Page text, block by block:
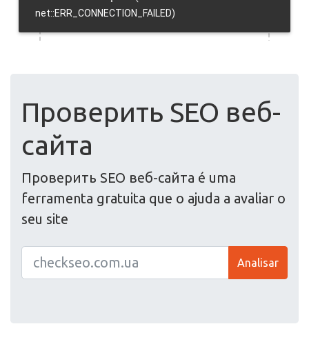
Проверить SEO веб-
сайта
Проверить SEO веб-сайта é uma
ferramenta gratuita que o ajuda a avaliar o
seu site
Analisar